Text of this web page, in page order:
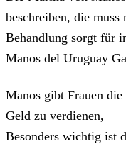
beschreiben, die
Behandlung sorgt für
Manos del Uruguay
Manos gibt Frauen
Geld zu verdienen,
Besonders wichtig ist